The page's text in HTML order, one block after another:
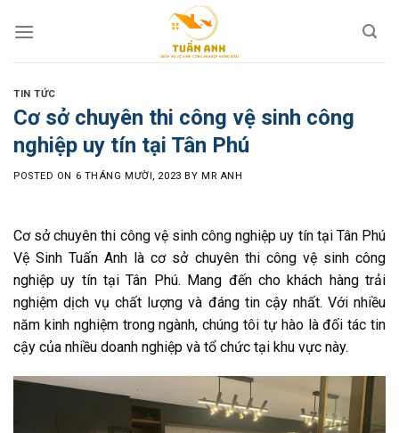
TIN TỨC
Cơ sở chuyên thi công vệ sinh công
nghiệp uy tín tại Tân Phú
POSTED ON 6 THÁNG MƯỜI, 2023 BY MR ANH
Cơ sở chuyên thi công vệ sinh công nghiệp uy tín tại Tân Phú
Vệ Sinh Tuấn Anh là cơ sở chuyên thi công vệ sinh công
nghiệp uy tín tại Tân Phú. Mang đến cho khách hàng trải
nghiệm dịch vụ chất lượng và đáng tin cậy nhất. Với nhiều
năm kinh nghiệm trong ngành, chúng tôi tự hào là đối tác tin
cậy của nhiều doanh nghiệp và tổ chức tại khu vực này.